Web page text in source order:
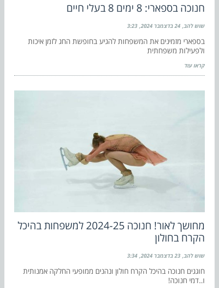
חנוכה בספארי: 8 ימים 8 בעלי חיים
שוש להב 24 בדצמבר 2024 3:23
בספארי מזמינים את המשפחות להגיע בחופשת החג לזמן איכות
ולפעילות משפחתית
קראו עוד
מחושך לאור! חנוכה 2024-25 למשפחות בהיכל
הקרח בחולון
שוש להב 23 בדצמבר 2024 3:34
חוגגים חנוכה בהיכל הקרח חולון ונהנים ממופעי החלקה אמנותית
ו..דמי חנוכה!